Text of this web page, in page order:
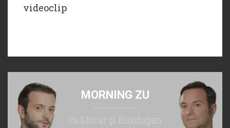
videoclip
MORNING ZU
cu Morar şi Buzdugan